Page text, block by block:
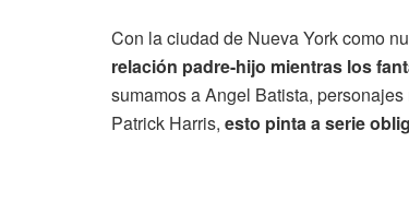
Con la ciudad de Nueva York como
relación padre-hijo mientras los
sumamos a Angel Batista,
Patrick Harris, esto pinta a serie